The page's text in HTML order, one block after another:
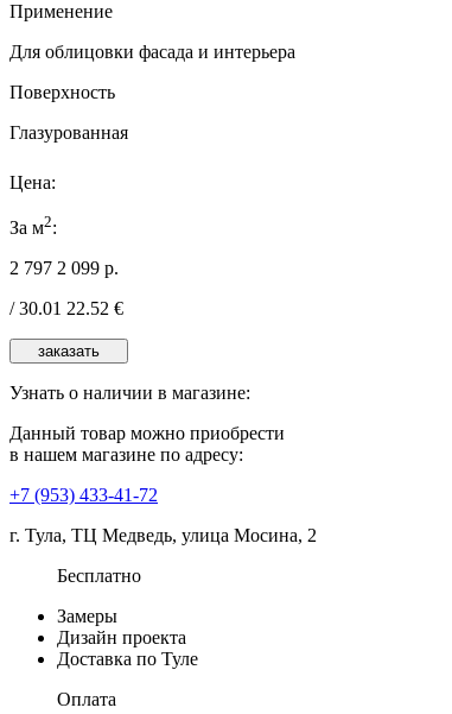
Применение
Для облицовки фасада и интерьера
Поверхность
Глазурованная
Цена:
За м2:
2 797 2 099 р.
/30.01 22.52 €
Узнать о наличии в магазине:
Данный товар можно приобрести
в нашем магазине по адресу:
+7 (953) 433-41-72
г. Тула, ТЦ Медведь, улица Мосина, 2
Бесплатно
Замеры
Дизайн проекта
Доставка по Туле
Оплата